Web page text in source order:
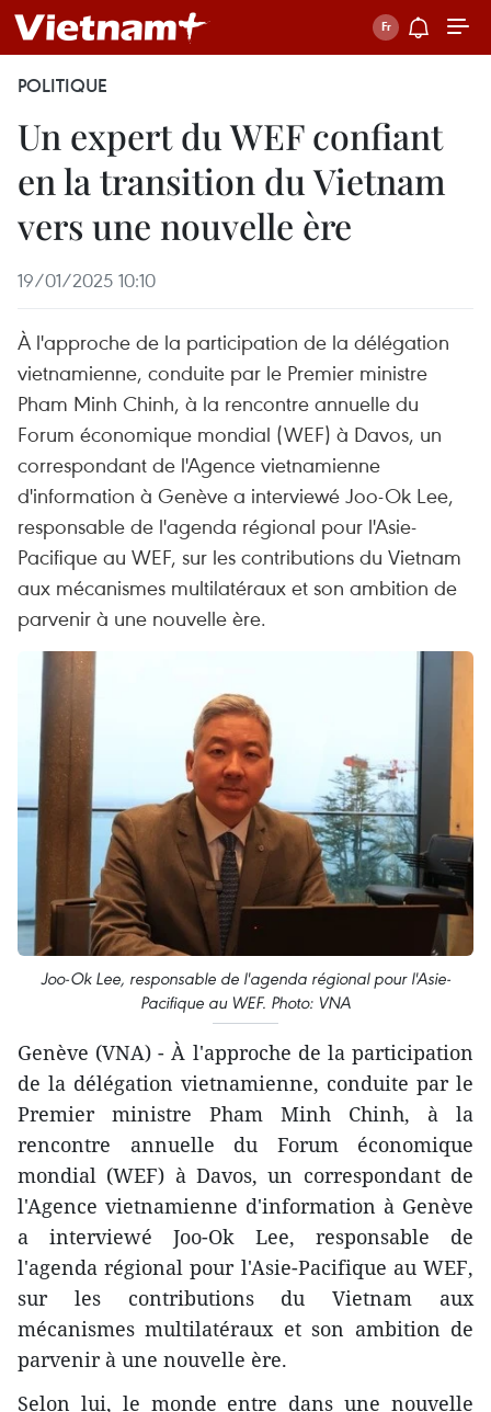
POLITIQUE
Un expert du WEF confiant
en la transition du Vietnam
vers une nouvelle ère
19/01/2025 10:10
À l'approche de la participation de la délégation
vietnamienne, conduite par le Premier ministre
Pham Minh Chinh, à la rencontre annuelle du
Forum économique mondial (WEF) à Davos, un
correspondant de l'Agence vietnamienne
d'information à Genève a interviewé Joo-Ok Lee,
responsable de l'agenda régional pour l'Asie-
Pacifique au WEF, sur les contributions du Vietnam
aux mécanismes multilatéraux et son ambition de
parvenir à une nouvelle ère.
Joo-Ok Lee, responsable de l'agenda régional pour l'Asie-
Pacifique au WEF. Photo: VNA
Genève (VNA) - À l'approche de la participation
de la délégation vietnamienne, conduite par le
Premier ministre Pham Minh Chinh, à la
rencontre annuelle du Forum économique
mondial (WEF) à Davos, un correspondant de
l'Agence vietnamienne d'information à Genève
a interviewé Joo-Ok Lee, responsable de
l'agenda régional pour l'Asie-Pacifique au WEF,
sur les contributions du Vietnam aux
mécanismes multilatéraux et son ambition de
parvenir à une nouvelle ère.
Selon lui, le monde entre dans une nouvelle